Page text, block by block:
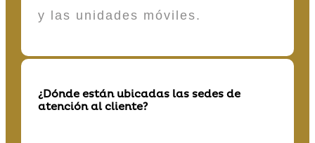
y las unidades móviles.
¿Dónde están ubicadas las sedes de
atención al cliente?